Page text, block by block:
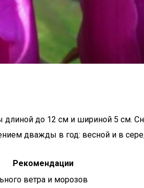
до 12 см и шириной 5 см.
дважды в год: весной и в
Рекомендации
ветра и морозов